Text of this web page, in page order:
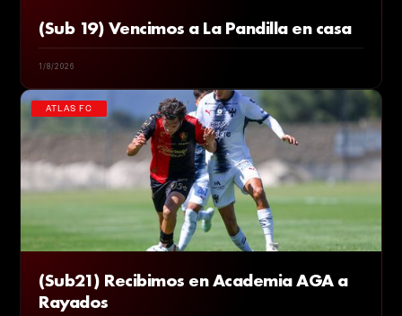
(Sub 19) Vencimos a La Pandilla en casa
1/8/2026
ATLAS FC
(Sub21) Recibimos en Academia AGA a
Rayados